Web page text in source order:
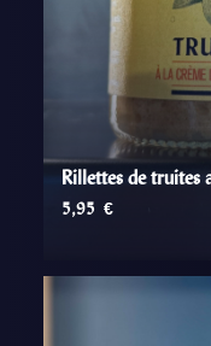
Rillettes de truites
5,95 €